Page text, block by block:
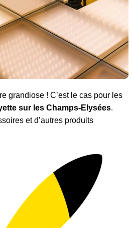
grandiose ! C’est le cas pour les
sur les Champs-Elysées.
et d’autres produits